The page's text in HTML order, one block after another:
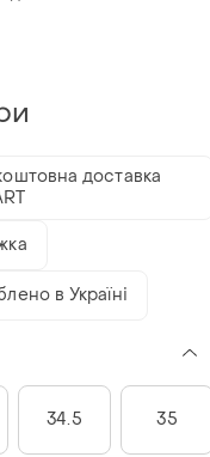
доставка
в Україні
34.5 35